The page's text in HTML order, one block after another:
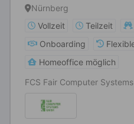
Nürnberg
Vollzeit
Teilzeit
Onboarding
Homeoffice möglich
FCS Fair Computer